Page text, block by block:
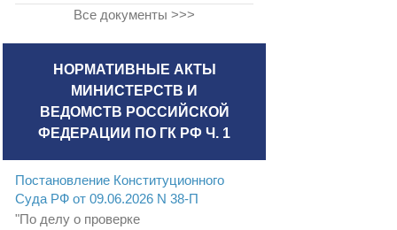
Все документы >>>
НОРМАТИВНЫЕ АКТЫ
МИНИСТЕРСТВ И
ВЕДОМСТВ РОССИЙСКОЙ
ФЕДЕРАЦИИ ПО ГК РФ Ч. 1
Постановление Конституционного
Суда РФ от 09.06.2026 N 38-П
"По делу о проверке